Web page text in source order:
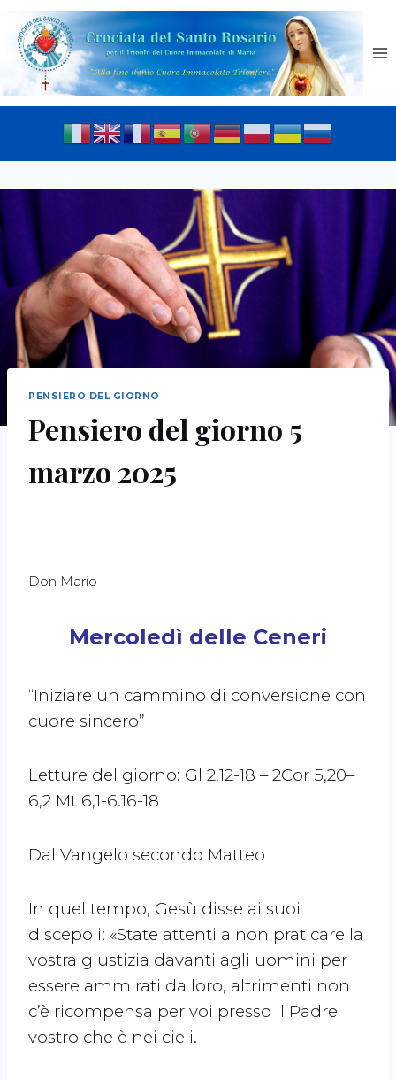
PENSIERO DEL GIORNO
Pensiero del giorno 5
marzo 2025
Don Mario
Mercoledì delle Ceneri
“Iniziare un cammino di conversione con
cuore sincero”
Letture del giorno: Gl 2,12-18 – 2Cor 5,20–
6,2 Mt 6,1-6.16-18
Dal Vangelo secondo Matteo
In quel tempo, Gesù disse ai suoi
discepoli: «State attenti a non praticare la
vostra giustizia davanti agli uomini per
essere ammirati da loro, altrimenti non
c’è ricompensa per voi presso il Padre
vostro che è nei cieli.